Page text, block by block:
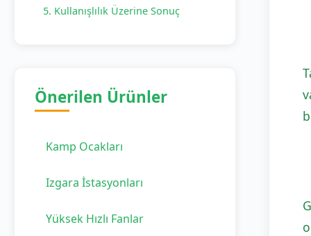
5. Kullanışlılık Üzerine Sonuç
Önerilen Ürünler
Kamp Ocakları
Izgara İstasyonları
Yüksek Hızlı Fanlar